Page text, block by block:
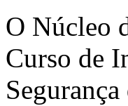
O Núcleo
Curso de